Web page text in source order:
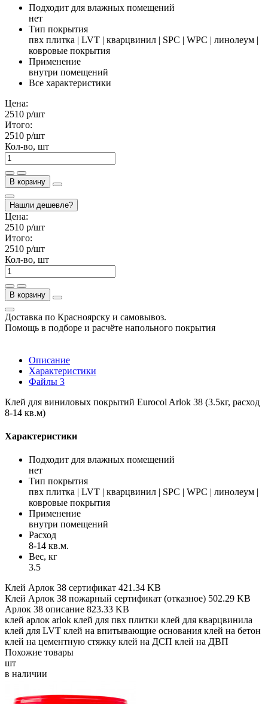
Подходит для влажных помещений
нет
Тип покрытия
пвх плитка | LVT | кварцвинил | SPC | WPC | линолеум |
ковровые покрытия
Применение
внутри помещений
Все характеристики
Цена:
2510 р/шт
Итого:
2510 р/шт
Кол-во, шт
В корзину
Нашли дешевле?
Цена:
2510 р/шт
Итого:
2510 р/шт
Кол-во, шт
В корзину
Доставка по Красноярску и самовывоз.
Помощь в подборе и расчёте напольного покрытия
Описание
Характеристики
Файлы 3
Клей для виниловых покрытий Eurocol Arlok 38 (3.5кг, расход
8-14 кв.м)
Характеристики
Подходит для влажных помещений
нет
Тип покрытия
пвх плитка | LVT | кварцвинил | SPC | WPC | линолеум |
ковровые покрытия
Применение
внутри помещений
Расход
8-14 кв.м.
Вес, кг
3.5
Клей Арлок 38 сертификат 421.34 KB
Клей Арлок 38 пожарный сертификат (отказное) 502.29 KB
Арлок 38 описание 823.33 KB
клей арлок arlok клей для пвх плитки клей для кварцвинила
клей для LVT клей на впитывающие основания клей на бетон
клей на цементную стяжку клей на ДСП клей на ДВП
Похожие товары
шт
в наличии